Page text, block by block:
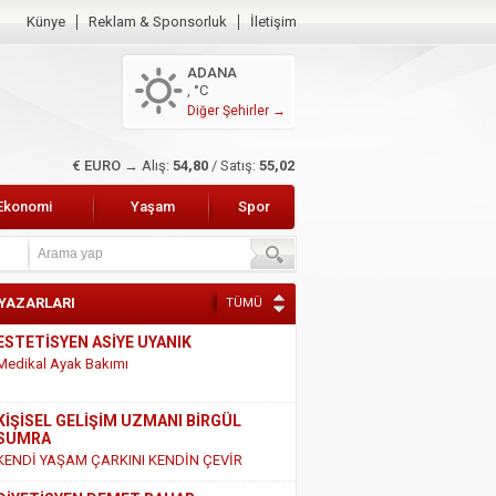
Künye Reklam & Sponsorluk İletişim
ADANA
, °C
Diğer Şehirler →
€ EURO → Alış: 54,80 / Satış: 55,02
Yaşam Spor
TÜMÜ
KİŞİSEL GELİŞİM UZMANI BİRGÜL
DİYETİSYEN DEMET BAHAR
VE SÜT ÜRÜNLERİ HAKKINDAKİ